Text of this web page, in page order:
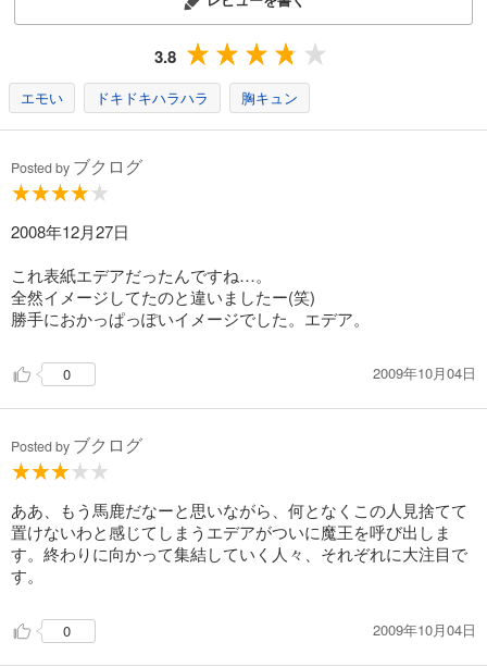
円 (税込)
あらすじを表示する
【電子オリジナル】ちょー東ゥ京５ ～カンラン先生とクジ君の約束の指輪～
715円 (税込)
715円 (税込)
試し読み
試し読み
あらすじを表示する
カート
3.8
エモい ドキドキハラハラ 胸キュン
Posted by ブクログ
2008年12月27日
これ表紙エデアだったんですね…。
全然イメージしてたのと違いましたー(笑)
勝手におかっぱっぽいイメージでした。エデア。
0 2009年10月04日
Posted by ブクログ
ああ、もう馬鹿だなーと思いながら、何となくこの人見捨てて
置けないわと感じてしまうエデアがついに魔王を呼び出しま
す。終わりに向かって集結していく人々、それぞれに大注目で
す。
0 2009年10月04日